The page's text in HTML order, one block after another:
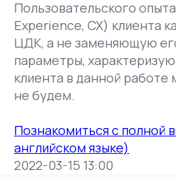
Пользовательского
Experience, СХ) клиента
ЦДК, а не заменяющую
параметры,
клиента в данной работе
не будем.
Познакомиться с полной
английском языке)
2022-03-15 13:00